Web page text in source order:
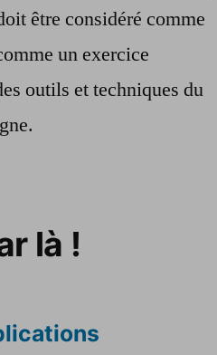
être considéré comme
un exercice
outils et techniques du
là !